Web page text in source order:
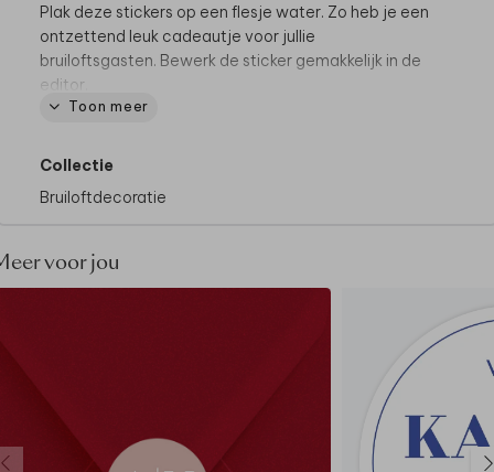
Plak deze stickers op een flesje water. Zo heb je een
ontzettend leuk cadeautje voor jullie
bruiloftsgasten. Bewerk de sticker gemakkelijk in de
editor.
etiketten
De hele collectie bekijken? Je vindt
Dit product maakt deel uit van
Toon meer
Collectie
Bruiloftdecoratie
voor jou